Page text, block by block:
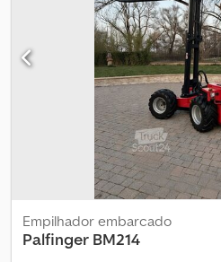
diesel, - Veículo: Dupla
Dupla hidráulica auxiliar -
de aço + vidro no teto
trabalho dianteiros - 1 x farol de ré
iluminação com luzes de posição e
piscas - Giroflex - Controle de
do operador padrão (couro
por alavanca única - Garfo retrátil:
comprimento estendido 2050 mm /
do pneu traseiro: 23 x 8,5 - 12 -
Deslocamento lateral +/- 500mm -
Empilhador embarcado
Palfinger BM214